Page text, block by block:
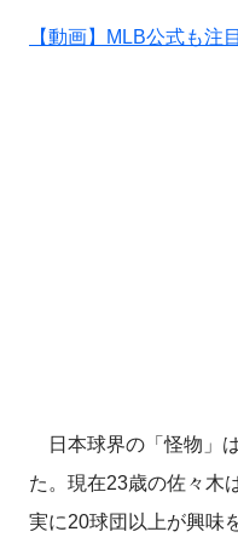
【動画】MLB公式も注
日本球界の「怪物」
た。現在23歳の佐々木
実に20球団以上が興味